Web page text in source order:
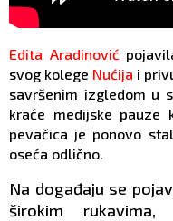
Edita Aradinović
svog kolege Nućija i
savršenim izgledom u
kraće medijske pauze
pevačica je ponovo
oseća odlično.
Na događaju se
širokim